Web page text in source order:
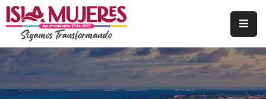
Inicio
Ayuntamiento